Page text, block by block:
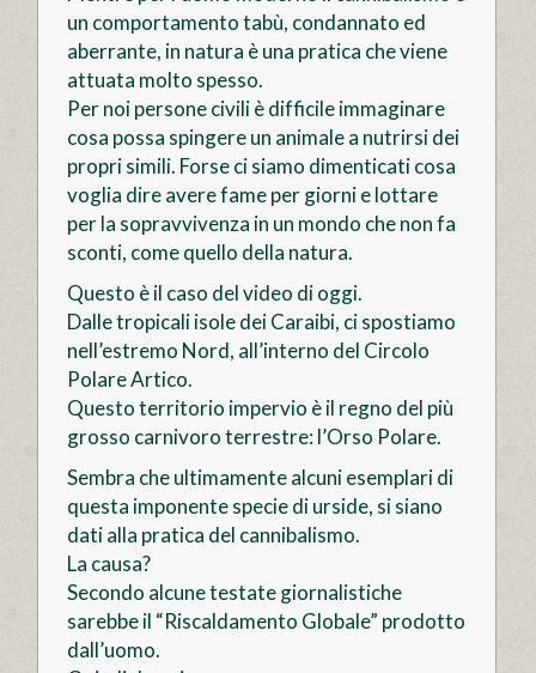
un comportamento tabù, condannato ed
aberrante, in natura è una pratica che viene
attuata molto spesso.
Per noi persone civili è difficile immaginare
cosa possa spingere un animale a nutrirsi dei
propri simili. Forse ci siamo dimenticati cosa
voglia dire avere fame per giorni e lottare
per la sopravvivenza in un mondo che non fa
sconti, come quello della natura.
Questo è il caso del video di oggi.
Dalle tropicali isole dei Caraibi, ci spostiamo
nell’estremo Nord, all’interno del Circolo
Polare Artico.
Questo territorio impervio è il regno del più
grosso carnivoro terrestre: l’Orso Polare.
Sembra che ultimamente alcuni esemplari di
questa imponente specie di urside, si siano
dati alla pratica del cannibalismo.
La causa?
Secondo alcune testate giornalistiche
sarebbe il “Riscaldamento Globale” prodotto
dall’uomo.